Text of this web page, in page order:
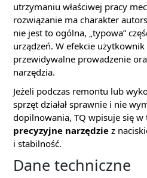
utrzymaniu właściwej pracy
rozwiązanie ma charakter
nie jest to ogólna, „typowa”
urządzeń. W efekcie
przewidywalne prowadzenie
narzędzia.
Jeżeli podczas remontu lub
sprzęt działał sprawnie i nie
dopilnowania, TQ wpisuje się w
precyzyjne narzędzie z
i stabilność.
Dane techniczne